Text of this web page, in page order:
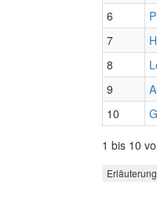
6
7
8
9
10
1 bis 10